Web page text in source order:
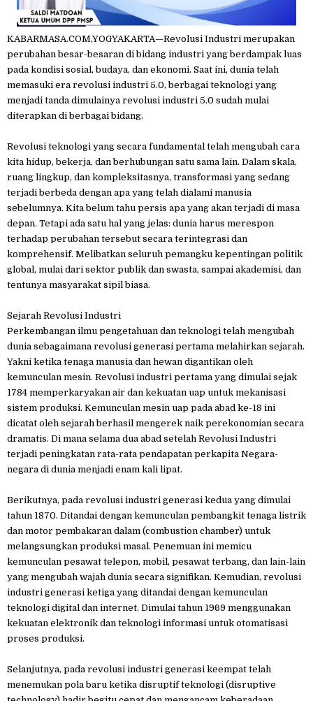
KABARMASA.COM,YOGYAKARTA—Revolusi Industri merupakan
perubahan besar-besaran di bidang industri yang berdampak luas
pada kondisi sosial, budaya, dan ekonomi. Saat ini, dunia telah
memasuki era revolusi industri 5.0, berbagai teknologi yang
menjadi tanda dimulainya revolusi industri 5.0 sudah mulai
diterapkan di berbagai bidang.
Revolusi teknologi yang secara fundamental telah mengubah cara
kita hidup, bekerja, dan berhubungan satu sama lain. Dalam skala,
ruang lingkup, dan kompleksitasnya, transformasi yang sedang
terjadi berbeda dengan apa yang telah dialami manusia
sebelumnya. Kita belum tahu persis apa yang akan terjadi di masa
depan. Tetapi ada satu hal yang jelas: dunia harus merespon
terhadap perubahan tersebut secara terintegrasi dan
komprehensif. Melibatkan seluruh pemangku kepentingan politik
global, mulai dari sektor publik dan swasta, sampai akademisi, dan
tentunya masyarakat sipil biasa.
Sejarah Revolusi Industri
Perkembangan ilmu pengetahuan dan teknologi telah mengubah
dunia sebagaimana revolusi generasi pertama melahirkan sejarah.
Yakni ketika tenaga manusia dan hewan digantikan oleh
kemunculan mesin. Revolusi industri pertama yang dimulai sejak
1784 memperkaryakan air dan kekuatan uap untuk mekanisasi
sistem produksi. Kemunculan mesin uap pada abad ke-18 ini
dicatat oleh sejarah berhasil mengerek naik perekonomian secara
dramatis. Di mana selama dua abad setelah Revolusi Industri
terjadi peningkatan rata-rata pendapatan perkapita Negara-
negara di dunia menjadi enam kali lipat.
Berikutnya, pada revolusi industri generasi kedua yang dimulai
tahun 1870. Ditandai dengan kemunculan pembangkit tenaga listrik
dan motor pembakaran dalam (combustion chamber) untuk
melangsungkan produksi masal. Penemuan ini memicu
kemunculan pesawat telepon, mobil, pesawat terbang, dan lain-lain
yang mengubah wajah dunia secara signifikan. Kemudian, revolusi
industri generasi ketiga yang ditandai dengan kemunculan
teknologi digital dan internet. Dimulai tahun 1969 menggunakan
kekuatan elektronik dan teknologi informasi untuk otomatisasi
proses produksi.
Selanjutnya, pada revolusi industri generasi keempat telah
menemukan pola baru ketika disruptif teknologi (disruptive